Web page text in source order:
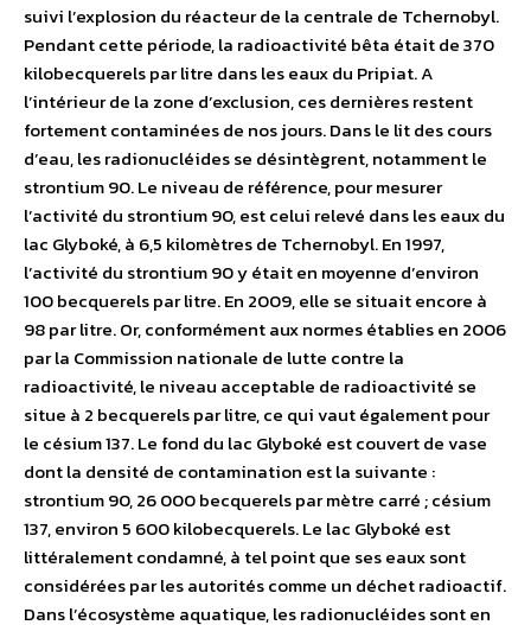
suivi l’explosion du réacteur de la centrale de Tchernobyl.
Pendant cette période, la radioactivité bêta était de 370
kilobecquerels par litre dans les eaux du Pripiat. A
l’intérieur de la zone d’exclusion, ces dernières restent
fortement contaminées de nos jours. Dans le lit des cours
d’eau, les radionucléides se désintègrent, notamment le
strontium 90. Le niveau de référence, pour mesurer
l’activité du strontium 90, est celui relevé dans les eaux du
lac Glyboké, à 6,5 kilomètres de Tchernobyl. En 1997,
l’activité du strontium 90 y était en moyenne d’environ
100 becquerels par litre. En 2009, elle se situait encore à
98 par litre. Or, conformément aux normes établies en 2006
par la Commission nationale de lutte contre la
radioactivité, le niveau acceptable de radioactivité se
situe à 2 becquerels par litre, ce qui vaut également pour
le césium 137. Le fond du lac Glyboké est couvert de vase
dont la densité de contamination est la suivante :
strontium 90, 26 000 becquerels par mètre carré ; césium
137, environ 5 600 kilobecquerels. Le lac Glyboké est
littéralement condamné, à tel point que ses eaux sont
considérées par les autorités comme un déchet radioactif.
Dans l’écosystème aquatique, les ­radio­nucléides sont en